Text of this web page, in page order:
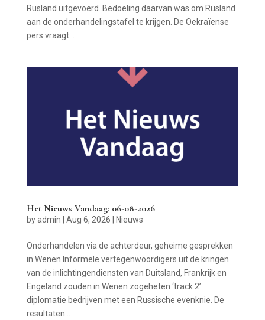
Rusland uitgevoerd. Bedoeling daarvan was om Rusland
aan de onderhandelingstafel te krijgen. De Oekraïense
pers vraagt...
Het Nieuws Vandaag: 06-08-2026
byadmin Aug 6, 2026 Nieuws
Onderhandelen via de achterdeur, geheime gesprekken
in Wenen Informele vertegenwoordigers uit de kringen
van de inlichtingendiensten van Duitsland, Frankrijk en
Engeland zouden in Wenen zogeheten ‘track 2’
diplomatie bedrijven met een Russische evenknie. De
resultaten...